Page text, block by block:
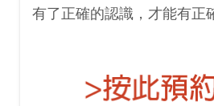
有了正確的認識，才能有正